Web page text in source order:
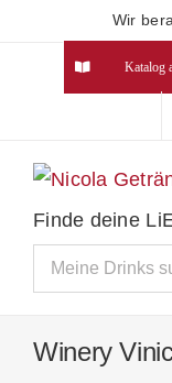
Wir
Katalog
Finde deine
Winery